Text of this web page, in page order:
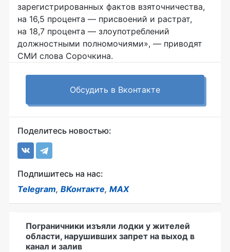
зарегистрированных фактов взяточничества,
на 16,5 процента — присвоений и растрат,
на 18,7 процента — злоупотреблений
должностными полномочиями», — приводят
СМИ слова Сорочкина.
Обсудить в Вконтакте
Поделитесь новостью:
Подпишитесь на нас:
Telegram, ВКонтакте, MAX
Пограничники изъяли лодки у жителей
области, нарушивших запрет на выход в
канал и залив